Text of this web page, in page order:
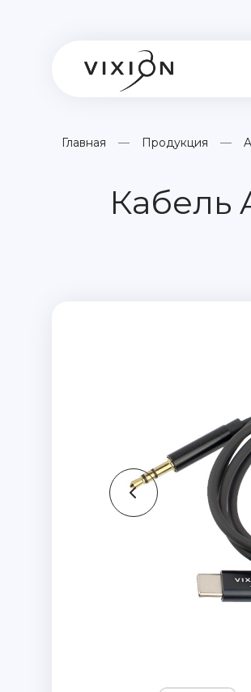
Главная Продукция
Кабель